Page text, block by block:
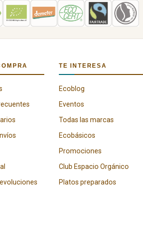
TE INTERESA
Ecoblog
Eventos
Todas las marcas
Ecobásicos
Promociones
Club Espacio Orgánico
Platos preparados